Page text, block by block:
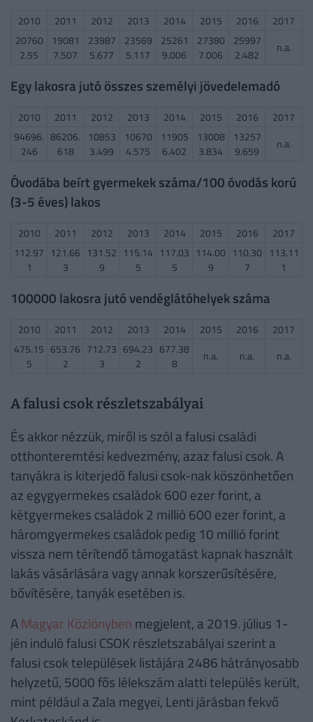
2010 2011 2012 2013 2014 2015 2016
2017
20760
2.55
19081
7.507
23987
5.677
23569
5.117
25261
9.006
27380
7.006
25997
2.482
n.a.
Egy lakosra jutó összes személyi jövedelemadó
2010 2011 2012 2013 2014 2015 2016
2017
94696.
246
86206.
618
10853
3.499
10670
4.575
11905
6.402
13008
3.834
13257
9.659
n.a.
Óvodába beírt gyermekek száma/100 óvodás korú
(3-5 éves) lakos
2010 2011 2012 2013 2014 2015 2016
2017
112.97
1
121.66
3
131.52
9
115.14
5
117.03
5
114.00
9
110.30
7
113.11
1
100000 lakosra jutó vendéglátóhelyek száma
2010 2011 2012 2013 2014 2015 2016
2017
475.15
5
653.76
2
712.73
3
694.23
2
677.38
8
n.a. n.a. n.a.
A falusi csok részletszabályai
És akkor nézzük, miről is szól a falusi családi
otthonteremtési kedvezmény, azaz falusi csok. A
tanyákra is kiterjedő falusi csok-nak köszönhetően
az egygyermekes családok 600 ezer forint, a
kétgyermekes családok 2 millió 600 ezer forint, a
háromgyermekes családok pedig 10 millió forint
vissza nem térítendő támogatást kapnak használt
lakás vásárlására vagy annak korszerűsítésére,
bővítésére, tanyák esetében is.
A Magyar Közlönyben megjelent, a 2019. július 1-
jén induló falusi CSOK részletszabályai szerint a
falusi csok települések listájára 2486 hátrányosabb
helyzetű, 5000 fős lélekszám alatti település került,
mint például a Zala megyei, Lenti járásban fekvő